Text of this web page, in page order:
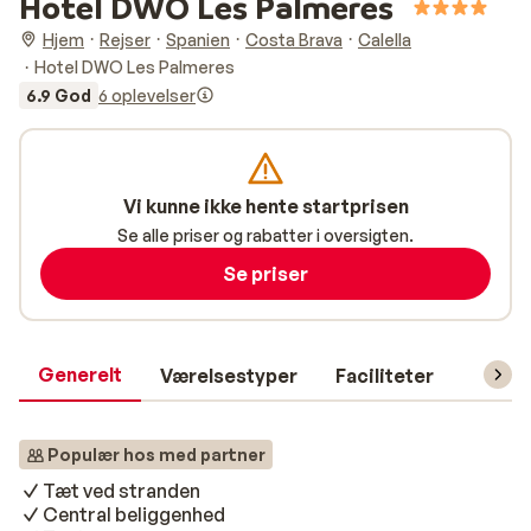
Hjem Rejser Spanien Costa Brava
Calella
Hotel DWO Les Palmeres
6.9 God 6 oplevelser
Generelt Værelsestyper Faciliteter
Populær hos med partner
Tæt ved stranden
Central beliggenhed
Vi kunne ikke hente startprisen
Se alle priser og rabatter i oversigten.
Se priser